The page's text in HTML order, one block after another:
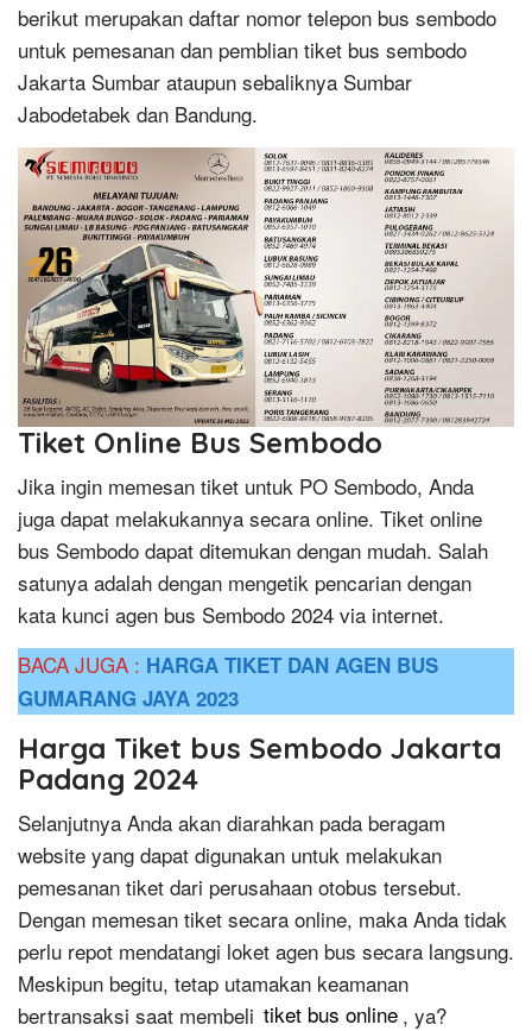
berikut merupakan daftar nomor telepon bus sembodo
untuk pemesanan dan pemblian tiket bus sembodo
Jakarta Sumbar ataupun sebaliknya Sumbar
Jabodetabek dan Bandung.
Tiket Online Bus Sembodo
Jika ingin memesan tiket untuk PO Sembodo, Anda
juga dapat melakukannya secara online. Tiket online
bus Sembodo dapat ditemukan dengan mudah. Salah
satunya adalah dengan mengetik pencarian dengan
kata kunci agen bus Sembodo 2024 via internet.
BACA JUGA : HARGA TIKET DAN AGEN BUS
GUMARANG JAYA 2023
Harga Tiket bus Sembodo Jakarta
Padang 2024
Selanjutnya Anda akan diarahkan pada beragam
website yang dapat digunakan untuk melakukan
pemesanan tiket dari perusahaan otobus tersebut.
Dengan memesan tiket secara online, maka Anda tidak
perlu repot mendatangi loket agen bus secara langsung.
Meskipun begitu, tetap utamakan keamanan
bertransaksi saat membeli tiket bus online , ya?